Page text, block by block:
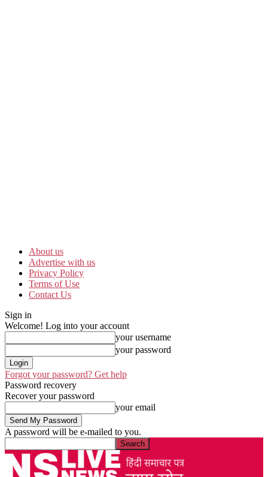
About us
Advertise with us
Privacy Policy
Terms of Use
Contact Us
Sign in
Welcome! Log into your account
your username
your password
Forgot your password? Get help
Password recovery
Recover your password
your email
A password will be e-mailed to you.